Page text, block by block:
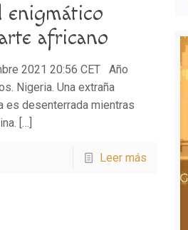
enigmático
africano
2021 20:56 CET Año
Nigeria. Una extraña
es desenterrada mientras
[…]
Leer más